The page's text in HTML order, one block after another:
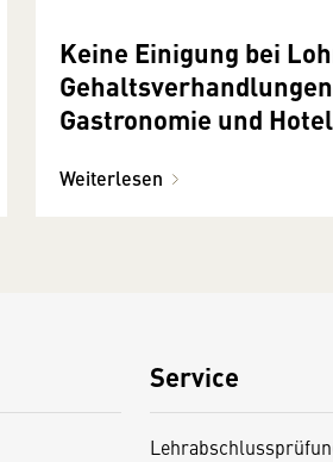
Keine Einigung bei
Gastronomie und
Weiterlesen
Service